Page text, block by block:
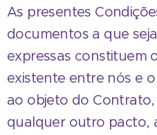
As presentes
documentos a que
expressas constituem
existente entre nós e
ao objeto do
qualquer outro pacto,